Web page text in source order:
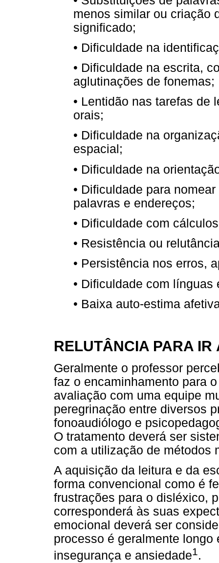
menos similar ou criação
significado;
• Dificuldade na
• Dificuldade na escrita,
aglutinações de fonemas;
• Lentidão nas tarefas de
orais;
• Dificuldade na
espacial;
• Dificuldade na
• Dificuldade para
palavras e endereços;
• Dificuldade com
• Resistência ou
• Persistência nos erros,
• Dificuldade com línguas
• Baixa auto-estima
RELUTÂNCIA PARA IR
Geralmente o professor
faz o encaminhamento para
avaliação com uma equipe
peregrinação entre diversos
fonoaudiólogo e
O tratamento deverá ser
com a utilização de métodos
A aquisição da leitura e da
forma convencional como é
frustrações para o disléxico,
corresponderá às suas
emocional deverá ser
processo é geralmente
insegurança e ansiedade1.